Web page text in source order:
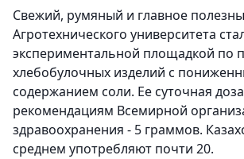
Свежий, румяный и главное
Агротехнического университета
экспериментальной площадкой по
хлебобулочных изделий с
содержанием соли. Ее суточная
рекомендациям Всемирной
здравоохранения - 5 граммов.
среднем употребляют почти 20.